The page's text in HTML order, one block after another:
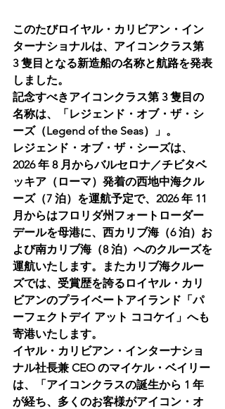
このたびロイヤル・カリビアン・イン
ターナショナルは、アイコンクラス第
3 隻目となる新造船の名称と航路を発表
しました。
記念すべきアイコンクラス第 3 隻目の
名称は、「レジェンド・オブ・ザ・シ
ーズ（Legend of the Seas）」。
レジェンド・オブ・ザ・シーズは、
2026 年 8 月からバルセロナ／チビタベ
ッキア（ローマ）発着の西地中海クル
ーズ（7 泊）を運航予定で、2026 年 11
月からはフロリダ州フォートローダー
デールを母港に、西カリブ海（6 泊）お
よび南カリブ海（8 泊）へのクルーズを
運航いたします。またカリブ海クルー
ズでは、受賞歴を誇るロイヤル・カリ
ビアンのプライベートアイランド「パ
ーフェクトデイ アット ココケイ」へも
寄港いたします。
イヤル・カリビアン・インターナショ
ナル社長兼 CEO のマイケル・ベイリー
は、「アイコンクラスの誕生から 1 年
が経ち、多くのお客様がアイコン・オ